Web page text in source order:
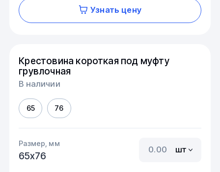
Узнать цену
Крестовина короткая под муфту
грувлочная
В наличии
65 76
Размер, мм
65х76
шт